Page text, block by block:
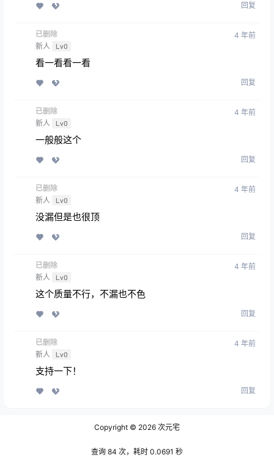
回复
已删除
新人 Lv0
4 年前
看一看看一看
回复
已删除
新人 Lv0
4 年前
一般般这个
回复
已删除
新人 Lv0
4 年前
没漏但是也很顶
回复
已删除
新人 Lv0
4 年前
这个质量不行，不漏也不色
回复
已删除
新人 Lv0
4 年前
支持一下！
回复
Copyright © 2026 次元宅
查询 84 次，耗时 0.0691 秒